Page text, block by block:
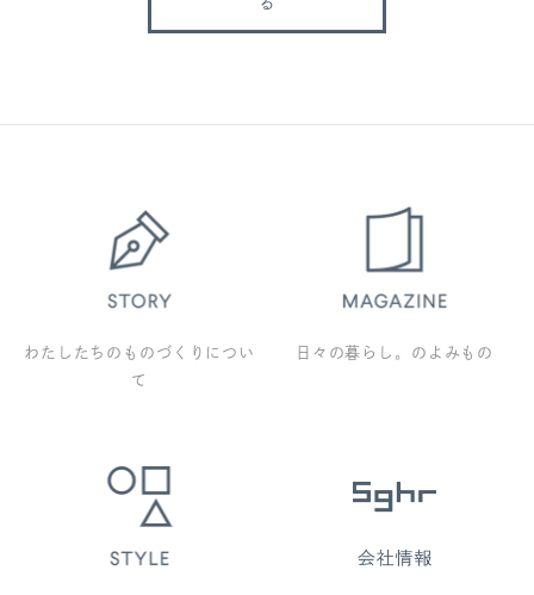
わたしたちのものづくりについ
て
日々の暮らし。のよみもの